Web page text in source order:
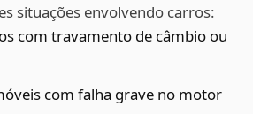
situações envolvendo carros:
com travamento de câmbio ou
com falha grave no motor